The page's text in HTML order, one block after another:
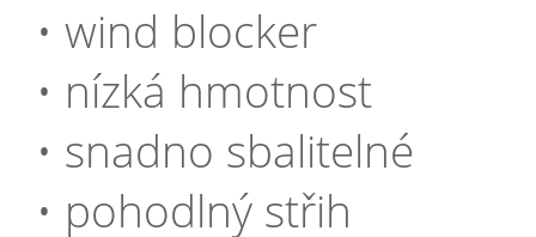
• wind blocker
• nízká hmotnost
• snadno sbalitelné
• pohodlný střih